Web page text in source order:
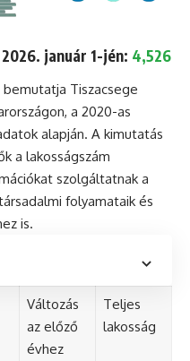
január 1-jén: 4,526
Tiszacsege
a 2020-as
alapján. A kimutatás
a lakosságszám
szolgáltatnak a
folyamataik és
is.
Változás
az előző
évhez
Teljes
lakosság